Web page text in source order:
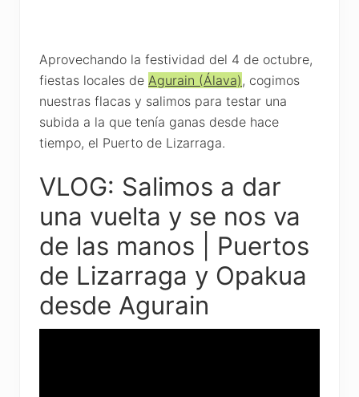
Aprovechando la festividad del 4 de octubre,
fiestas locales de Agurain (Álava) , cogimos
nuestras flacas y salimos para testar una
subida a la que tenía ganas desde hace
tiempo, el Puerto de Lizarraga.
VLOG: Salimos a dar
una vuelta y se nos va
de las manos | Puertos
de Lizarraga y Opakua
desde Agurain